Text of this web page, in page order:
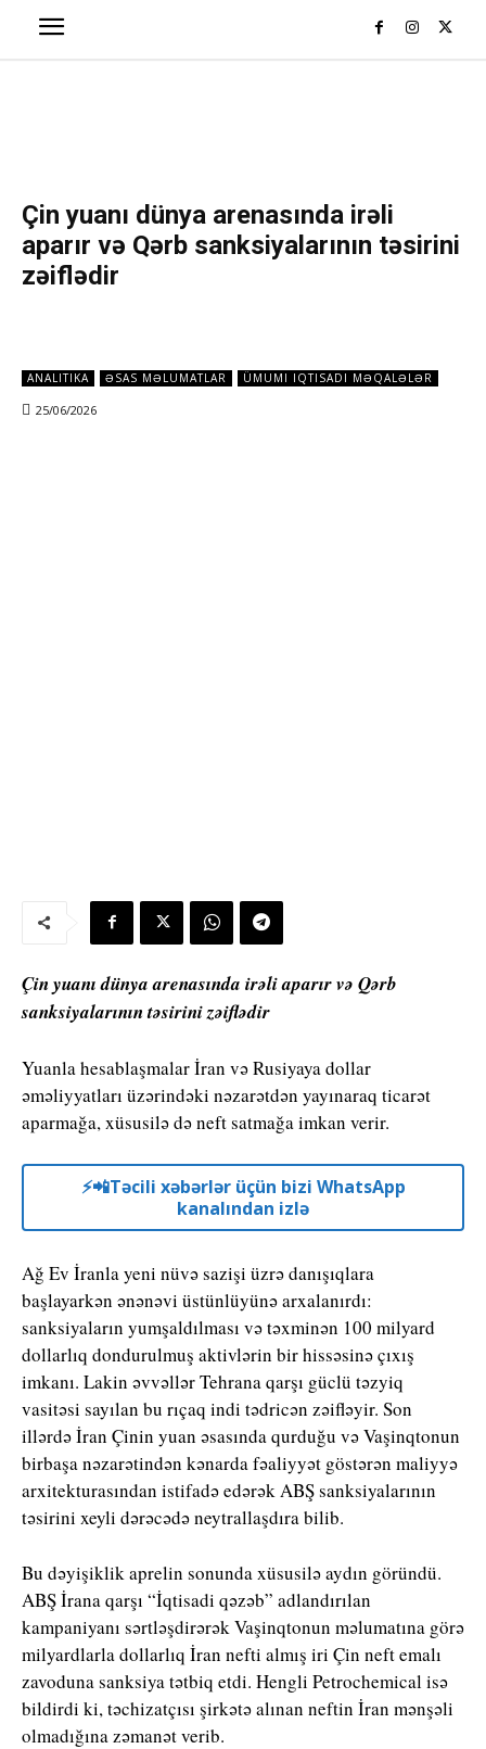
Çin yuanı dünya arenasında irəli
aparır və Qərb sanksiyalarının təsirini
zəiflədir
ANALITIKA ƏSAS MƏLUMATLAR ÜMUMI IQTISADI MƏQALƏLƏR
25/06/2026
Çin yuanı dünya arenasında irəli aparır və Qərb
sanksiyalarının təsirini zəiflədir
Yuanla hesablaşmalar İran və Rusiyaya dollar
əməliyyatları üzərindəki nəzarətdən yayınaraq ticarət
aparmağa, xüsusilə də neft satmağa imkan verir.
⚡️📲Təcili xəbərlər üçün bizi WhatsApp
kanalından izlə
Ağ Ev İranla yeni nüvə sazişi üzrə danışıqlara
başlayarkən ənənəvi üstünlüyünə arxalanırdı:
sanksiyaların yumşaldılması və təxminən 100 milyard
dollarlıq dondurulmuş aktivlərin bir hissəsinə çıxış
imkanı. Lakin əvvəllər Tehrana qarşı güclü təzyiq
vasitəsi sayılan bu rıçaq indi tədricən zəifləyir. Son
illərdə İran Çinin yuan əsasında qurduğu və Vaşinqtonun
birbaşa nəzarətindən kənarda fəaliyyət göstərən maliyyə
arxitekturasından istifadə edərək ABŞ sanksiyalarının
təsirini xeyli dərəcədə neytrallaşdıra bilib.
Bu dəyişiklik aprelin sonunda xüsusilə aydın göründü.
ABŞ İrana qarşı “İqtisadi qəzəb” adlandırılan
kampaniyanı sərtləşdirərək Vaşinqtonun məlumatına görə
milyardlarla dollarlıq İran nefti almış iri Çin neft emalı
zavoduna sanksiya tətbiq etdi. Hengli Petrochemical isə
bildirdi ki, təchizatçısı şirkətə alınan neftin İran mənşəli
olmadığına zəmanət verib.